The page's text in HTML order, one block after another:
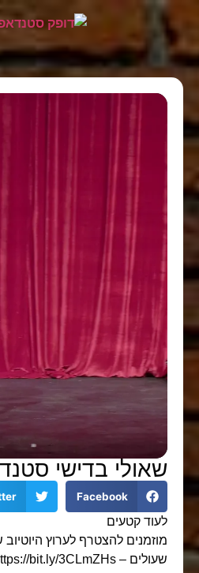
שאולי בדישי
Facebook
לעוד קטעים
מוזמנים להצטרף לערוץ
שעולים – https://bit.ly/3CLmZHs